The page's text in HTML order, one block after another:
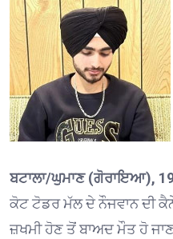
ਬਟਾਲਾ/ਘੁਮਾਣ (ਗੋਰਾਇਆ),
ਕੋਟ ਟੋਡਰ ਮੱਲ ਦੇ ਨੌਜਵਾਨ ਦੀ
ਜ਼ਖਮੀ ਹੋਣ ਤੋਂ ਬਾਅਦ ਮੌਤ ਹੋ